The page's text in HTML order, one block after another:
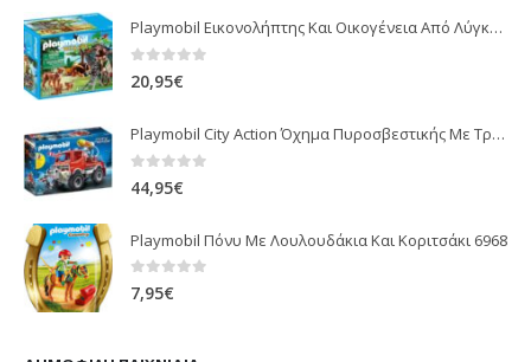
Playmobil Εικονολήπτης Και Οικογένεια Από Λύγκες 5561
0 out of 5
20,95€
Playmobil City Action Όχημα Πυροσβεστικής Με Τροχαλία Ρυμούλκησης 9466
44,95€
Playmobil Πόνυ Με Λουλουδάκια Και Κοριτσάκι 6968
0out of 5
7,95€